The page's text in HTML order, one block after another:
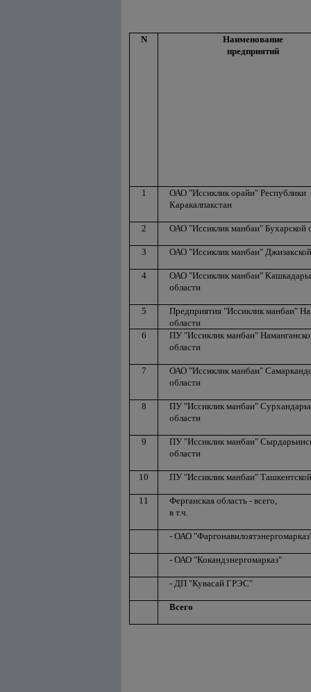
N
Наименование
предприятий
1
ОАО "Иссиклик орайи" Республики
Каракалпакстан
2 ОАО "Иссиклик манбаи" Бухарской
3 ОАО "Иссиклик манбаи"
4
ОАО "Иссиклик манбаи"
области
5
Предприятия "Иссиклик манбаи"
области
6
ПУ "Иссиклик манбаи"
области
7
ОАО "Иссиклик манбаи"
области
8
ПУ "Иссиклик манбаи"
области
9
ПУ "Иссиклик манбаи"
области
10 ПУ "Иссиклик манбаи"
11
Ферганская область - всего,
в т.ч.
- ОАО
- ОАО "Кокандэнергомарказ"
- ДП "Кувасай ГРЭС"
Всего